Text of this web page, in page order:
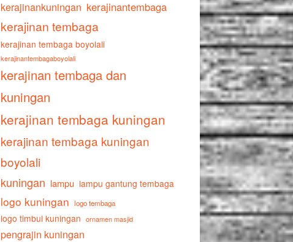
kerajinankuningan kerajinantembaga
kerajinan tembaga
kerajinan tembaga boyolali
kerajinantembagaboyolali
kerajinan tembaga dan
kuningan
kerajinan tembaga kuningan
kerajinan tembaga kuningan
boyolali
kuningan lampu lampu gantung tembaga
logo kuningan logo tembaga
logo timbul kuningan ornamen masjid
pengrajin kuningan